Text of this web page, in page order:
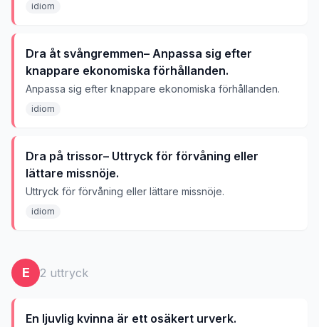
idiom
Dra åt svångremmen– Anpassa sig efter
knappare ekonomiska förhållanden.
Anpassa sig efter knappare ekonomiska förhållanden.
idiom
Dra på trissor– Uttryck för förvåning eller
lättare missnöje.
Uttryck för förvåning eller lättare missnöje.
idiom
E 2 uttryck
En ljuvlig kvinna är ett osäkert urverk.